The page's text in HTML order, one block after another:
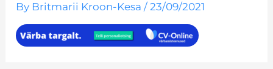
By Britmarii Kroon-Kesa/23/09/2021